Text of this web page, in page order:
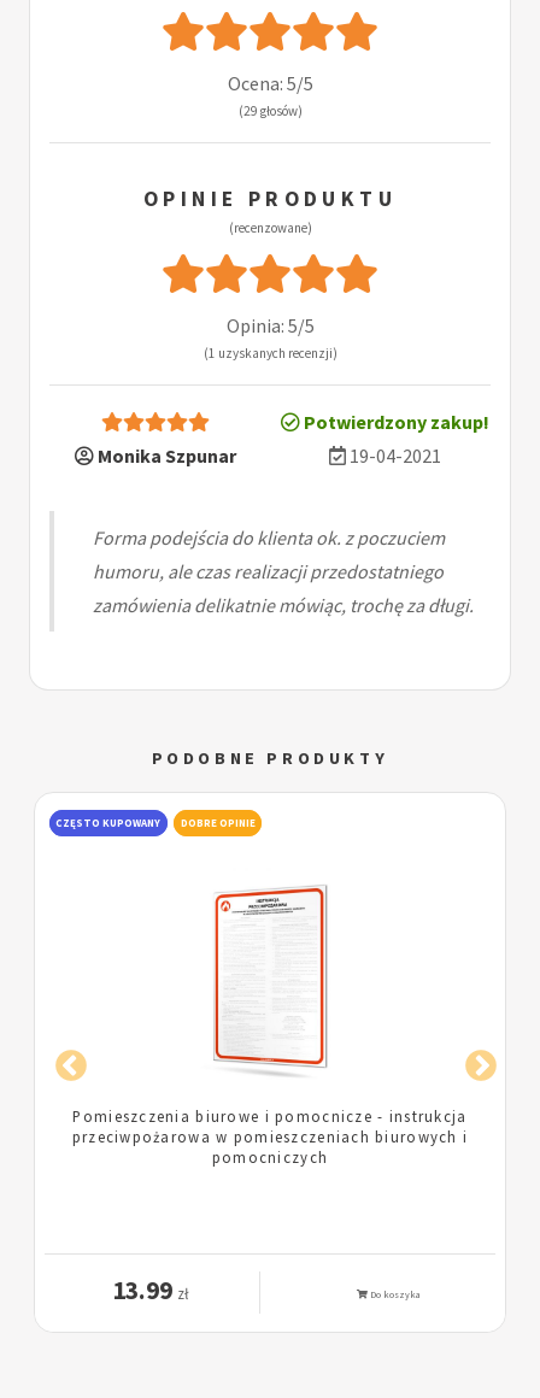
Ocena: 5/5
(29 głosów)
OPINIE PRODUKTU
(recenzowane)
Opinia: 5/5
(1 uzyskanych recenzji)
Potwierdzony zakup!
Monika Szpunar
19-04-2021
Forma podejścia do klienta ok. z poczuciem
humoru, ale czas realizacji przedostatniego
zamówienia delikatnie mówiąc, trochę za długi.
PODOBNE PRODUKTY
Pożar lub inne zagrożenie w budynku mieszkalnym
wielorodzinnym - instrukcja przeciwpożarowa
Postępowanie na wypadek powstania pożaru lub
13.99 zł Do koszyka